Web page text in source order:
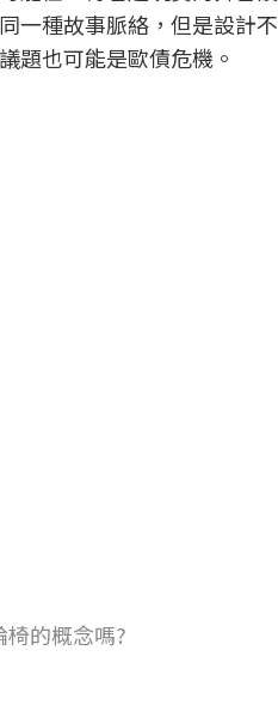
一種故事脈絡，但是設計
題也可能是歐債危機。
的概念嗎?